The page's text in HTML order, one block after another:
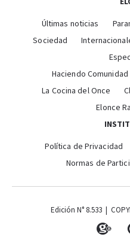
Últimas noticias
Sociedad
Haciendo Comunidad
La Cocina del Once
Elonce
Política de Privacidad
Normas de
Edición N° 8.533 |